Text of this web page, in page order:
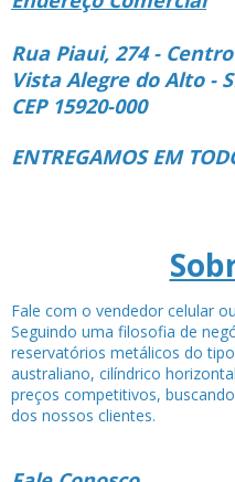
Rua Piaui, 274 - Centro
Vista Alegre do Alto -
CEP 15920-000
ENTREGAMOS EM
Fale com o vendedor celular
Seguindo uma filosofia de
reservatórios metálicos do
australiano, cilíndrico
preços competitivos,
dos nossos clientes.